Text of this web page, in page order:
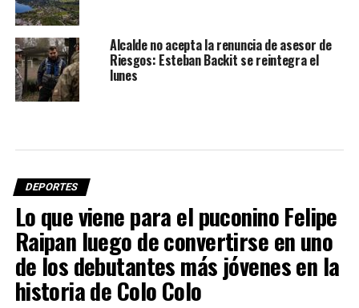
Alcalde no acepta la renuncia de asesor de
Riesgos: Esteban Backit se reintegra el
lunes
DEPORTES
Lo que viene para el puconino Felipe
Raipan luego de convertirse en uno
de los debutantes más jóvenes en la
historia de Colo Colo